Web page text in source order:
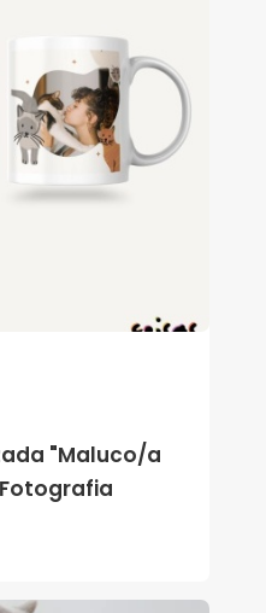
"Maluco/a